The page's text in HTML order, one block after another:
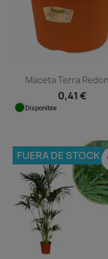
Maceta Terra
0,41 €
Disponible
FUERA DE STOCK